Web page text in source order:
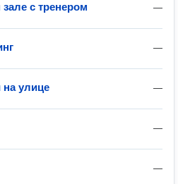
—
с тренером
—
—
на улице
—
—